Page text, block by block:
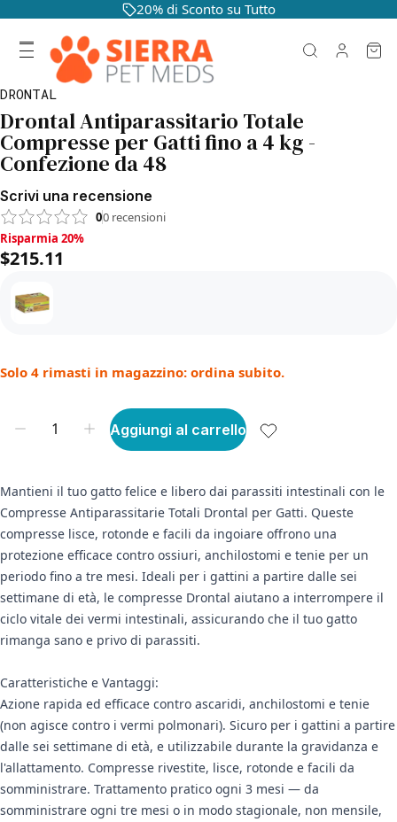
20% di Sconto su Tutto
DRONTAL
Drontal Antiparassitario Totale
Compresse per Gatti fino a 4 kg -
Confezione da 48
Scrivi una recensione
00 recensioni
Risparmia 20%, $215.11
Risparmia 20%
$215.11
Solo 4 rimasti in magazzino: ordina subito.
Aggiungi al carrello
Mantieni il tuo gatto felice e libero dai parassiti intestinali con le
Compresse Antiparassitarie Totali Drontal per Gatti. Queste
compresse lisce, rotonde e facili da ingoiare offrono una
protezione efficace contro ossiuri, anchilostomi e tenie per un
periodo fino a tre mesi. Ideali per i gattini a partire dalle sei
settimane di età, le compresse Drontal aiutano a interrompere il
ciclo vitale dei vermi intestinali, assicurando che il tuo gatto
rimanga sano e privo di parassiti.
Caratteristiche e Vantaggi:
Azione rapida ed efficace contro ascaridi, anchilostomi e tenie
(non agisce contro i vermi polmonari). Sicuro per i gattini a partire
dalle sei settimane di età, e utilizzabile durante la gravidanza e
l'allattamento. Compresse rivestite, lisce, rotonde e facili da
somministrare. Trattamento pratico ogni 3 mesi — da
somministrare ogni tre mesi o in modo stagionale, non mensile,